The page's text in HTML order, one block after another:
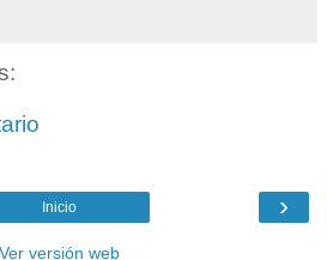
›
Inicio
Ver versión web